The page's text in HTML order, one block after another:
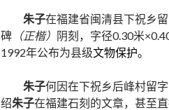
朱子在福建省闽清县下祝乡
碑 （正楷） 阴刻，字径0.30米
1992年公布为县级文物保护。
朱子何因在下祝乡后峰村留字
绍朱子在福建石刻的文章，甚至